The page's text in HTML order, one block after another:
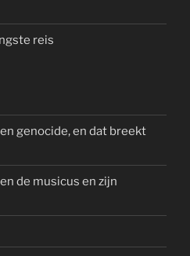
reis
genocide, en dat breekt
de musicus en zijn